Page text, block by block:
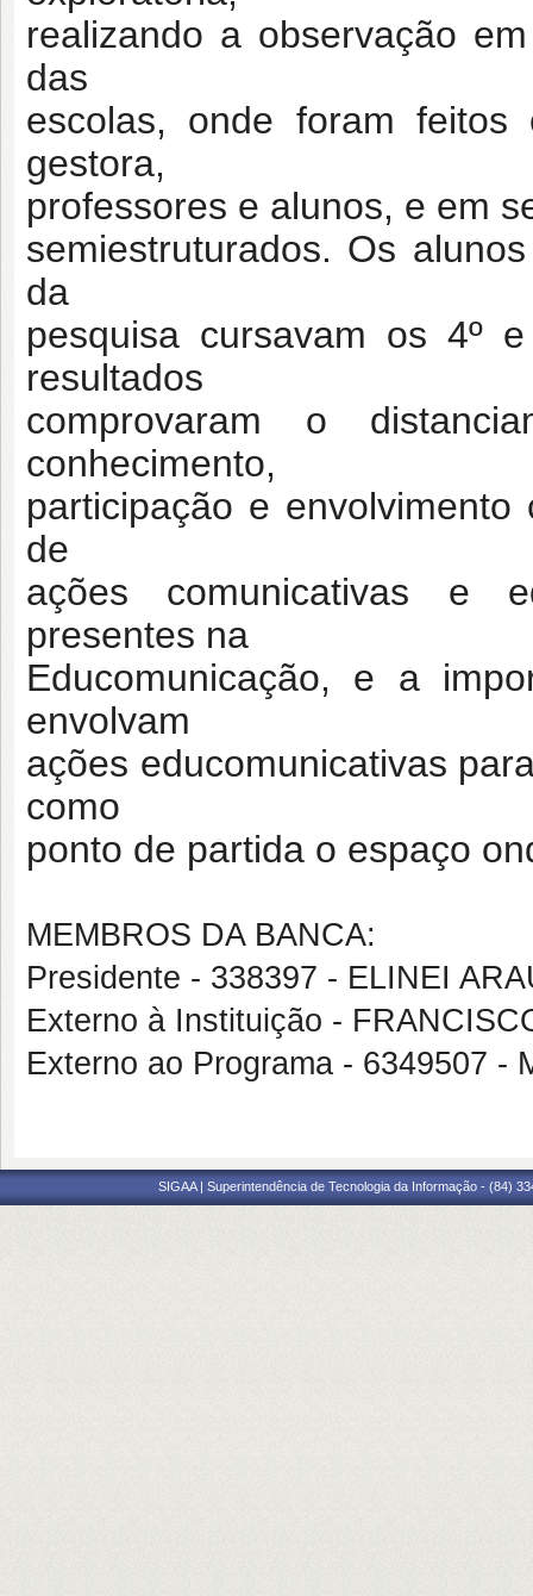
realizando a observação
das
escolas, onde foram
gestora,
professores e alunos, e em
semiestruturados. Os
da
pesquisa cursavam os 4º
resultados
comprovaram o
conhecimento,
participação e
de
ações comunicativas e
presentes na
Educomunicação, e a
envolvam
ações educomunicativas
como
ponto de partida o espaço
MEMBROS DA BANCA:
Presidente - 338397 - ELINEI
Externo à Instituição -
Externo ao Programa - 6349507 -
SIGAA | Superintendência de Tecnologia da Informação - (84)